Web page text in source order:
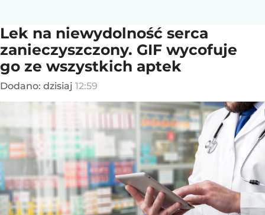
Lek na niewydolność serca
zanieczyszczony. GIF wycofuje
go ze wszystkich aptek
Dodano: dzisiaj 12:59